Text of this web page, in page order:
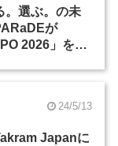
。選ぶ。の未
が
2026」を開
24/5/13
Japanに